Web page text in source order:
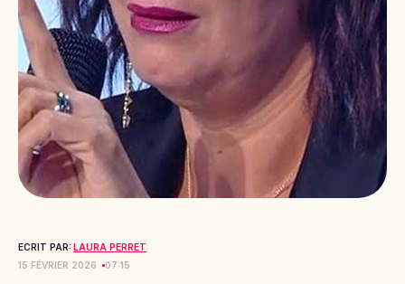
ECRIT PAR: LAURA PERRET
15 FÉVRIER 2026
07:15